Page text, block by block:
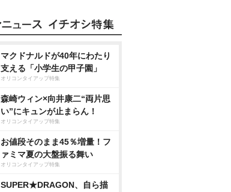
マクドナルドが40年にわたり
支える「小学生の甲子園」
オリコンタイアップ特集
森崎ウィン×向井康二“両片思
い”にキュンが止まらん！
オリコンタイアップ特集
お値段そのまま45％増量！フ
ァミマ夏の大盤振る舞い
オリコンタイアップ特集
SUPER★DRAGON、自ら描